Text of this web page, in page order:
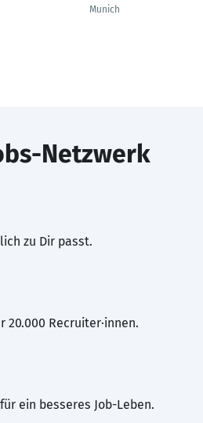
Munich
Netzwerk
zu Dir passt.
20.000 Recruiter·innen.
ein besseres Job-Leben.